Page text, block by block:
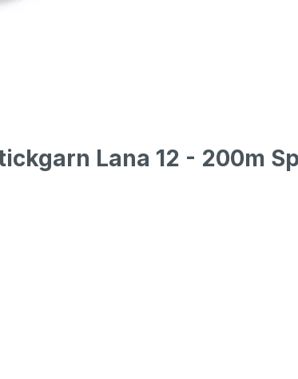
Lana 12 - 200m